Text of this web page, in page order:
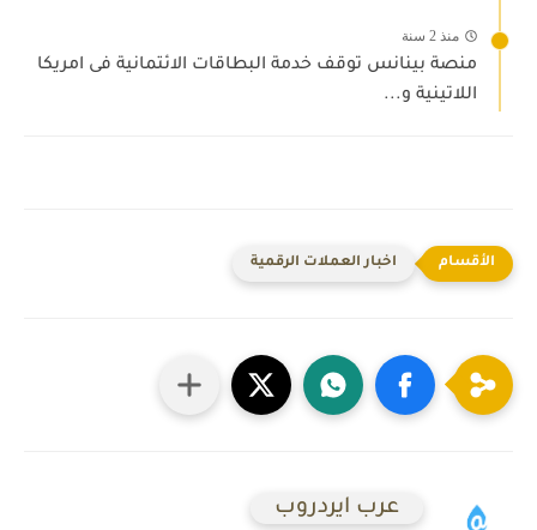
منذ 2 سنة
منصة بينانس توقف خدمة البطاقات الائتمانية فى امريكا
اللاتينية و...
اخبار العملات الرقمية
عرب ايردروب